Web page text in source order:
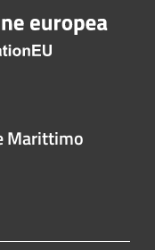
Marittimo